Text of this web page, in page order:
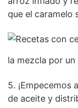
que el caramelo
la mezcla por
5. ¡Empecemos
de aceite y